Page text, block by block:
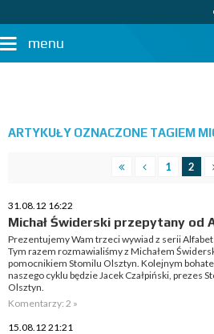
menu
ARTYKUŁY OZNACZONE TAGIEM
1 2
31.08.12 16:22
Michał Świderski przepytany od
Prezentujemy Wam trzeci wywiad z serii
Tym razem rozmawialiśmy z Michałem
pomocnikiem Stomilu Olsztyn. Kolejnym
naszego cyklu będzie Jacek Czałpiński, prezes
Olsztyn.
Komentarzy: 2 »
15.08.12 21:21